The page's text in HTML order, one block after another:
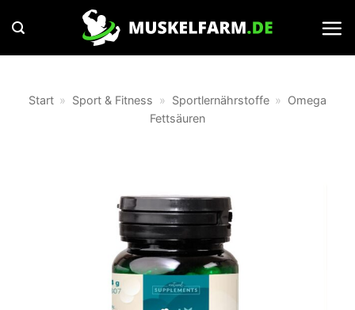
Inhalt
springen
Start » Sport & Fitness » Sportlernährstoffe » Omega
Fettsäuren